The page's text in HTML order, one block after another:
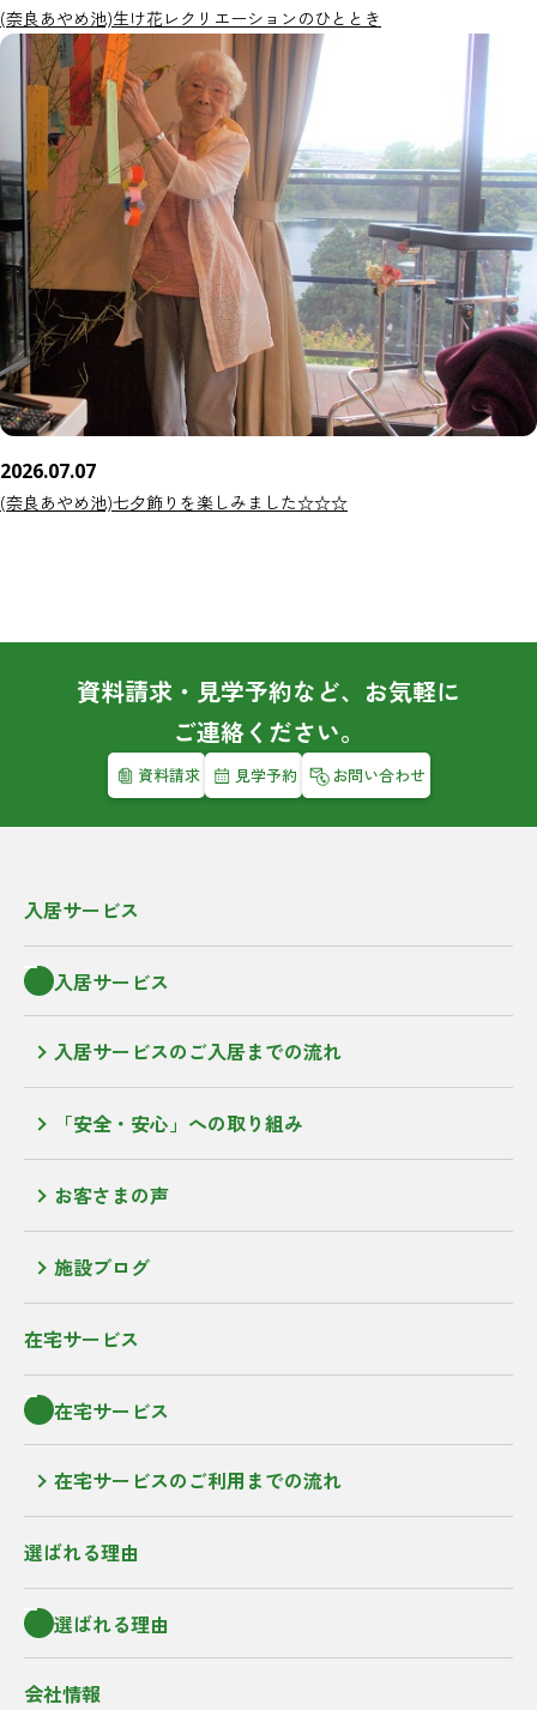
(奈良あやめ池)生け花レクリエーションのひととき
2026.07.07
(奈良あやめ池)七夕飾りを楽しみました☆☆☆
資料請求・見学予約など、お気軽に
ご連絡ください。
資料請求 見学予約 お問い合わせ
入居サービス
入居サービス
入居サービスのご入居までの流れ
「安全・安心」への取り組み
お客さまの声
施設ブログ
在宅サービス
在宅サービス
在宅サービスのご利用までの流れ
選ばれる理由
選ばれる理由
会社情報